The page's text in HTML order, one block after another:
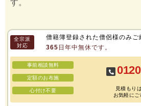
す。
全宗派
対応
僧籍簿登録された僧侶様のみご
365日年中無休です。
事前相談無料
定額のお布施
心付け不要 見積もりは
お気軽にご